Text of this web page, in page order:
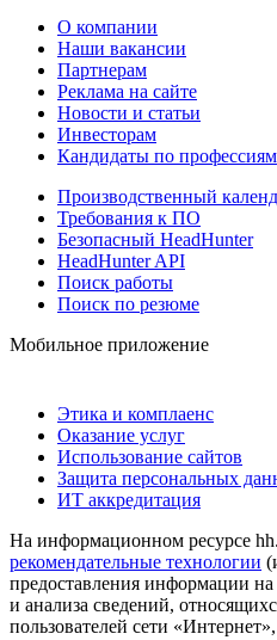
О компании
Наши вакансии
Партнерам
Реклама на сайте
Новости и статьи
Инвесторам
Кандидаты по профессиям
Производственный
Требования к ПО
Безопасный HeadHunter
HeadHunter API
Поиск работы
Поиск по резюме
Мобильное приложение
Этика и комплаенс
Оказание услуг
Использование сайтов
Защита персональных
ИТ аккредитация
На информационном ресурсе
рекомендательные технологии
предоставления информации на
и анализа сведений,
пользователей сети